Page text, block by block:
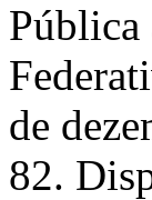
de
82.